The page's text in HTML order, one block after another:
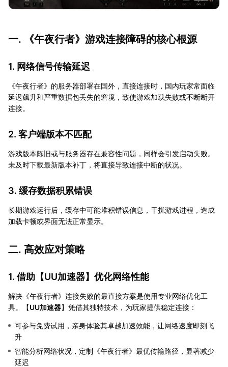
一. 《午夜行者》游戏连接障碍的核心根源
1. 网络信号传输延迟
《午夜行者》的服务器部署在国外，直接连接时，国内玩家常面临
延迟飙升和严重数据包丢失的窘境，致使游戏加载失败或不断断开
连接。
2. 客户端版本不匹配
游戏版本陈旧或与服务器存在兼容性问题，同样会引发启动失败。
未及时下载最新版本补丁，将直接导致连接中断的状况。
3. 缓存数据积累错误
长期游戏运行后，缓存中可能堆积错误信息，干扰游戏进程，造成
加载卡顿或界面无法正常显示。
二. 高效应对策略
1. 借助【UU加速器】优化网络性能
解决《午夜行者》连接失败的最直接方案是使用专业网络优化工
具。【UU加速器】凭借其独特技术，为玩家提供稳定连接：
可参与免费试用，亲身体验其卓越加速效能，让网络速度即刻飞
升
智能分析网络状况，定制《午夜行者》最优传输路径，显著减少
延迟